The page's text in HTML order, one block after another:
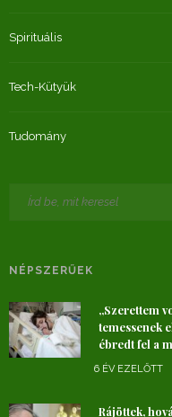
Spirituális
Tech-Kütyük
Tudomány
NÉPSZERŰEK
„Szerettem
temessenek
ébredt fel a
6 ÉV EZELŐTT
Rájöttek,